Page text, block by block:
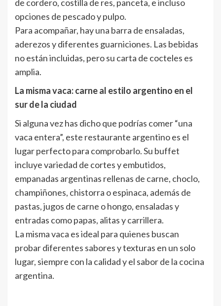
de cordero, costilla de res, panceta, e incluso
opciones de pescado y pulpo.
Para acompañar, hay una barra de ensaladas,
aderezos y diferentes guarniciones. Las bebidas
no están incluidas, pero su carta de cocteles es
amplia.
La misma vaca: carne al estilo argentino en el
sur de la ciudad
Si alguna vez has dicho que podrías comer “una
vaca entera”, este restaurante argentino es el
lugar perfecto para comprobarlo. Su buffet
incluye variedad de cortes y embutidos,
empanadas argentinas rellenas de carne, choclo,
champiñones, chistorra o espinaca, además de
pastas, jugos de carne o hongo, ensaladas y
entradas como papas, alitas y carrillera.
La misma vaca es ideal para quienes buscan
probar diferentes sabores y texturas en un solo
lugar, siempre con la calidad y el sabor de la cocina
argentina.